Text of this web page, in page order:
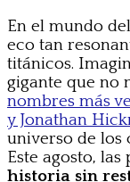
En el mundo
eco tan
titánicos.
gigante que no
nombres más
y Jonathan
universo de los
Este agosto,
historia sin